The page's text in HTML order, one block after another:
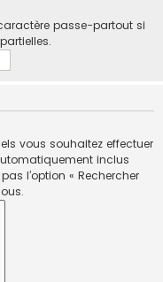
passe-partout si
vous souhaitez effectuer
inclus
l’option « Rechercher